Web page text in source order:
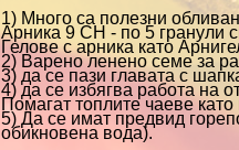
1) Много са полезни
Арника 9 СН - по 5 гранули
Гелове с арника като
2) Варено ленено семе за
3) да се пази главата с
4) да се избягва работа на
Помагат топлите чаеве
5) Да се имат предвид
обикновена вода).